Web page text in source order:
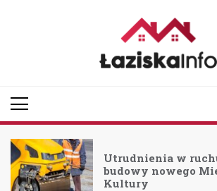
Utrudnienia w
budowy nowego
Kultury